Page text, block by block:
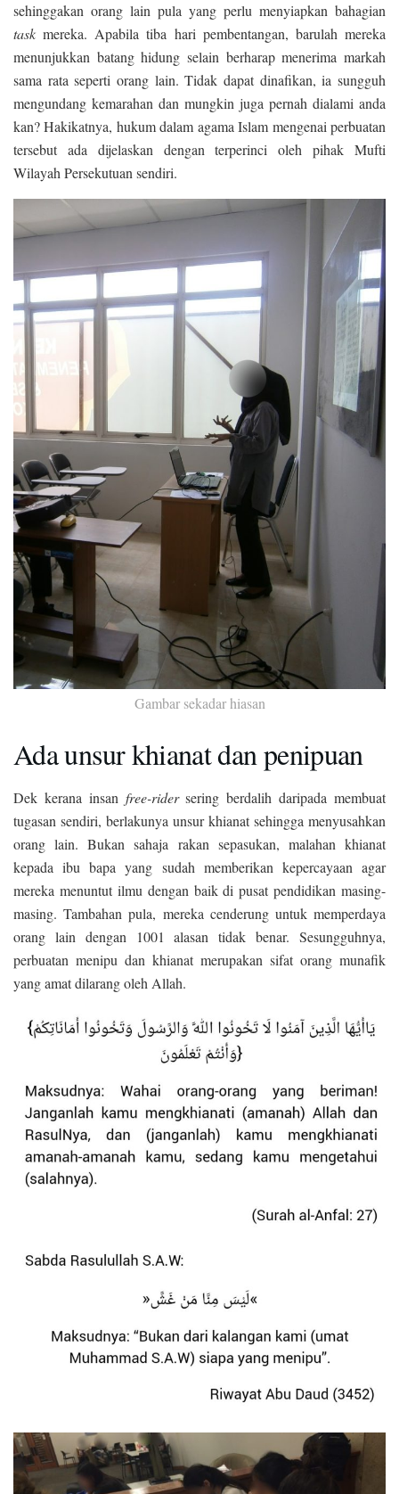
sehinggakan orang lain pula yang perlu menyiapkan bahagian
task mereka. Apabila tiba hari pembentangan, barulah mereka
menunjukkan batang hidung selain berharap menerima markah
sama rata seperti orang lain. Tidak dapat dinafikan, ia sungguh
mengundang kemarahan dan mungkin juga pernah dialami anda
kan? Hakikatnya, hukum dalam agama Islam mengenai perbuatan
tersebut ada dijelaskan dengan terperinci oleh pihak Mufti
Wilayah Persekutuan sendiri.
Gambar sekadar hiasan
Ada unsur khianat dan penipuan
Dek kerana insan free-ridersering berdalih daripada membuat
tugasan sendiri, berlakunya unsur khianat sehingga menyusahkan
orang lain. Bukan sahaja rakan sepasukan, malahan khianat
kepada ibu bapa yang sudah memberikan kepercayaan agar
mereka menuntut ilmu dengan baik di pusat pendidikan masing-
masing. Tambahan pula, mereka cenderung untuk memperdaya
orang lain dengan 1001 alasan tidak benar. Sesungguhnya,
perbuatan menipu dan khianat merupakan sifat orang munafik
yang amat dilarang oleh Allah.